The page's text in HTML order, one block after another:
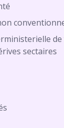
sectaires